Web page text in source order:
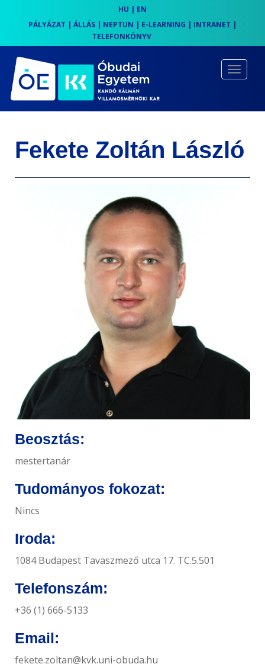
HU | EN
PÁLYÁZAT | ÁLLÁS | NEPTUN | E-LEARNING | INTRANET |
TELEFONKÖNYV
Fekete Zoltán László
Beosztás:
mestertanár
Tudományos fokozat:
Nincs
Iroda:
1084 Budapest Tavaszmező utca 17. TC.5.501
Telefonszám:
+36 (1) 666-5133
Email:
fekete.zoltan@kvk.uni-obuda.hu